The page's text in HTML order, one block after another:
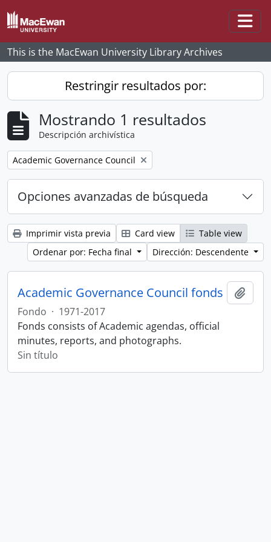
Skip to main content
This is the MacEwan University Library Archives
Restringir resultados por:
Mostrando 1 resultados
Descripción archivística
Remove filter:
Academic Governance Council
Opciones avanzadas de búsqueda
Imprimir vista previa Card view
Table view
Ordenar por: Fecha final
Dirección: Descendente
Academic Governance Council fonds
Fondo · 1971-2017
Fonds consists of Academic agendas, official
minutes, reports, and photographs.
Sin título